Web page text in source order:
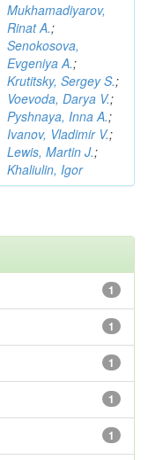
Mukhamadiyarov,
Rinat A.;
Senokosova,
Evgeniya A.;
Krutitsky, Sergey S.;
Voevoda, Darya V.;
Pyshnaya, Inna A.;
Ivanov, Vladimir V.;
Lewis, Martin J.;
Khaliulin, Igor
1
1
1
1
1